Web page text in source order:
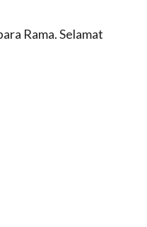
Rama. Selamat